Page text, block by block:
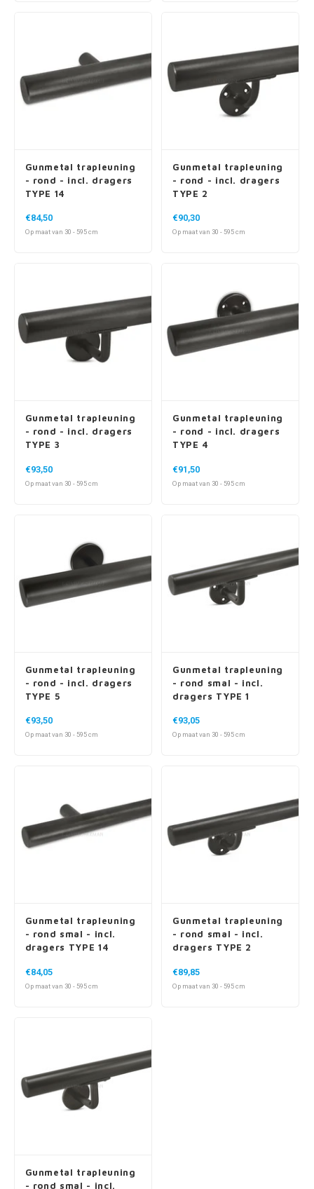
Gunmetal trapleuning
- rond - incl. dragers
TYPE 14
€84,50
Op maat van 30 - 595 cm
Gunmetal trapleuning
- rond - incl. dragers
TYPE 2
€90,30
Op maat van 30 - 595 cm
Gunmetal trapleuning
- rond - incl. dragers
TYPE 3
€93,50
Op maat van 30 - 595 cm
Gunmetal trapleuning
- rond - incl. dragers
TYPE 4
€91,50
Op maat van 30 - 595 cm
Gunmetal trapleuning
- rond - incl. dragers
TYPE 5
€93,50
Op maat van 30 - 595 cm
Gunmetal trapleuning
- rond smal - incl.
dragers TYPE 1
€93,05
Op maat van 30 - 595 cm
Gunmetal trapleuning
- rond smal - incl.
dragers TYPE 14
€84,05
Op maat van 30 - 595 cm
Gunmetal trapleuning
- rond smal - incl.
dragers TYPE 2
€89,85
Op maat van 30 - 595 cm
Gunmetal trapleuning
- rond smal - incl.